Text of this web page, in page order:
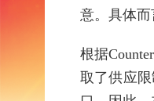
意。具体而
根据
取了供应